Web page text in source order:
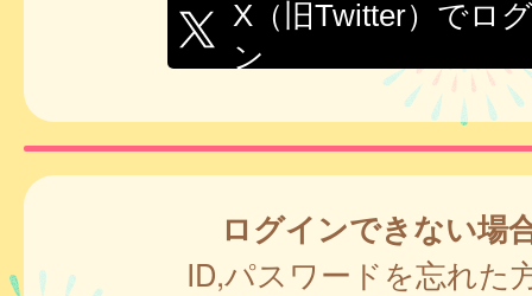
X（旧Twitter）でロ
ン
ログインできない場
ID,パスワードを忘れた